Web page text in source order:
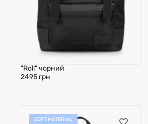
"Roll" чорний
2495 грн
SOFT MATERIAL